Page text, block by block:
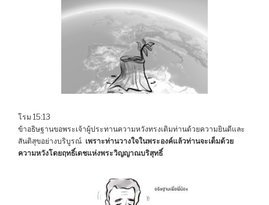
โรม 15:13
ข้าอธิษฐานขอพระเจ้าผู้ประทานความหวังทรงเติมท่านด้วยความยินดีและ
สันติสุขอย่างบริบูรณ์ เพราะท่านวางใจในพระองค์แล้วท่านจะเต็มด้วย
ความหวังโดยฤทธิ์เดชแห่งพระวิญญาณบริสุทธิ์